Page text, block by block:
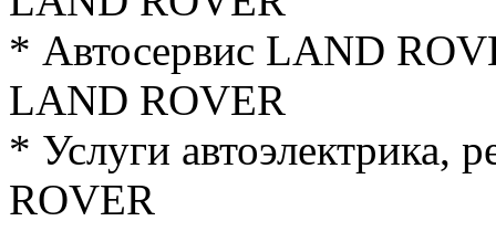
* Автосервис LAND
LAND ROVER
* Услуги автоэлектрика,
ROVER